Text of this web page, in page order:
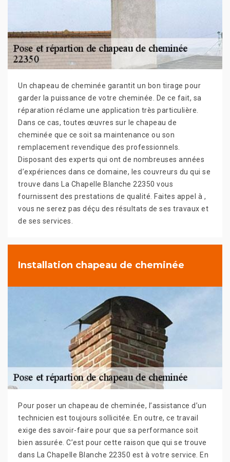
Un chapeau de cheminée garantit un bon tirage pour
garder la puissance de votre cheminée. De ce fait, sa
réparation réclame une application très particulière.
Dans ce cas, toutes œuvres sur le chapeau de
cheminée que ce soit sa maintenance ou son
remplacement revendique des professionnels.
Disposant des experts qui ont de nombreuses années
d’expériences dans ce domaine, les couvreurs du qui se
trouve dans La Chapelle Blanche 22350 vous
fournissent des prestations de qualité. Faites appel à ,
vous ne serez pas déçu des résultats de ses travaux et
de ses services.
Installation chapeau de cheminée
Pour poser un chapeau de cheminée, l’assistance d’un
technicien est toujours sollicitée. En outre, ce travail
exige des savoir-faire pour que sa performance soit
bien assurée. C’est pour cette raison que qui se trouve
dans La Chapelle Blanche 22350 est à votre service. En